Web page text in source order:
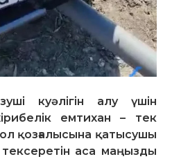
куәлігін алу үшін
емтихан – тек
қозғалысына қатысушы
аса маңызды